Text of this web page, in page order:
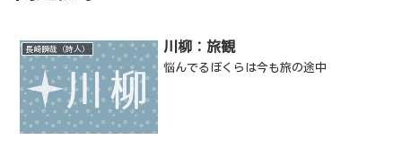
長崎瞬哉（詩人） 川柳：旅観
悩んでるぼくらは今も旅の途中